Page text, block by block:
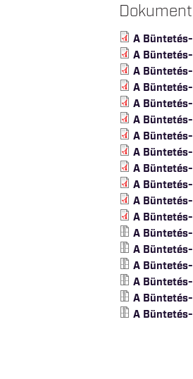
A
A
A
A
A
A
A
A
A
A
A
A
A
A
A
A
A
A